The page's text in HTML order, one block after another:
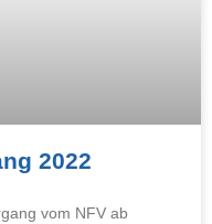
2022
vom NFV ab